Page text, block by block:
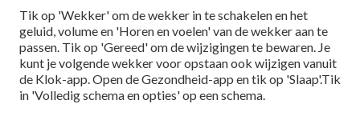
Tik op 'Wekker' om de wekker in te schakelen en het
geluid, volume en 'Horen en voelen' van de wekker aan te
passen. Tik op 'Gereed' om de wijzigingen te bewaren. Je
kunt je volgende wekker voor opstaan ook wijzigen vanuit
de Klok-app. Open de Gezondheid-app en tik op 'Slaap'.Tik
in 'Volledig schema en opties' op een schema.